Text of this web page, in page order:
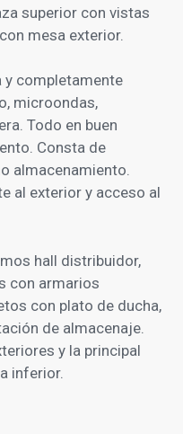
superior con vistas
mesa exterior.
y completamente
microondas,
Todo en buen
Consta de
almacenamiento.
al exterior y acceso al
hall distribuidor,
con armarios
con plato de ducha,
de almacenaje.
y la principal
inferior.